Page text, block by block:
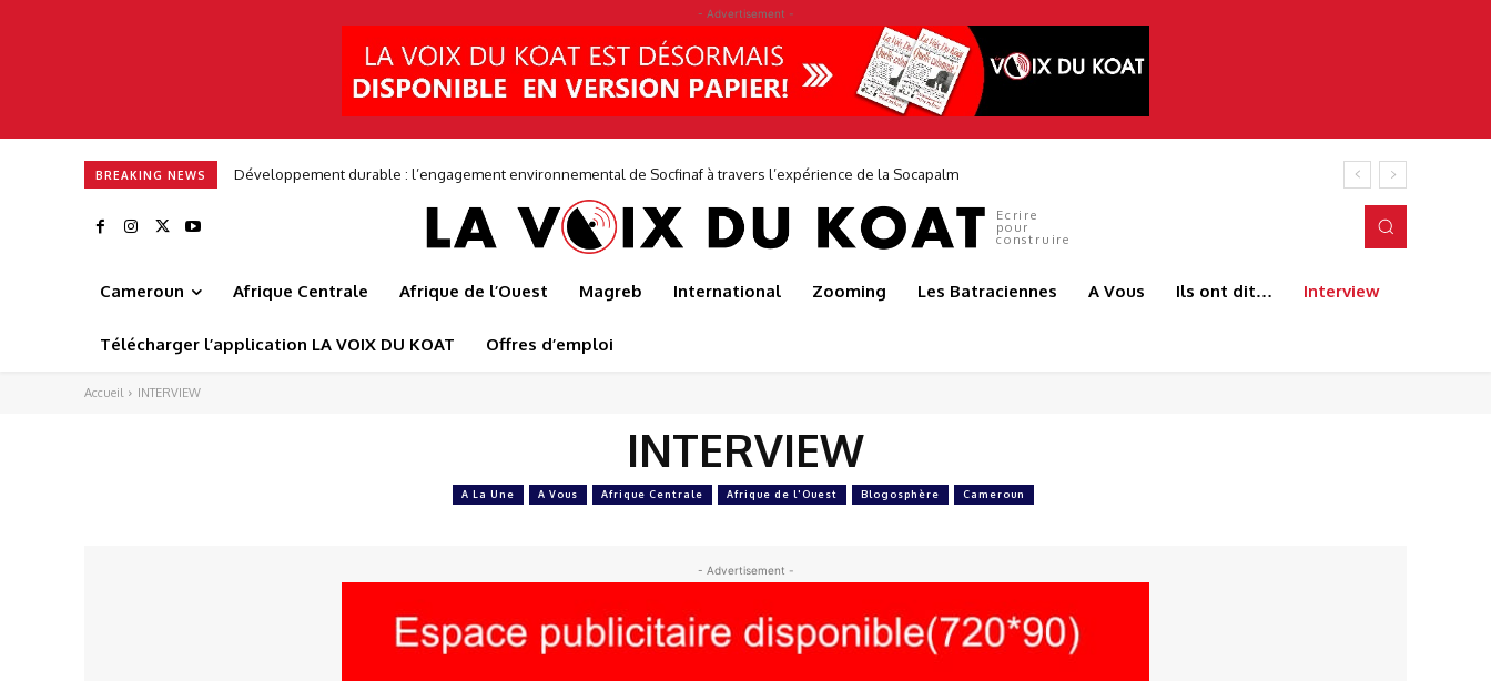
- Advertisement -
BREAKING NEWS Développement durable : l’engagement environnemental de Socfinaf à travers l’expérience de la Socapalm
Ecrire
pour
construire
Cameroun Afrique Centrale Afrique de l’Ouest Magreb International Zooming Les Batraciennes A Vous Ils ont dit… Interview
Télécharger l’application LA VOIX DU KOAT Offres d’emploi
Accueil INTERVIEW
INTERVIEW
A La Une A Vous Afrique Centrale Afrique de l'Ouest Blogosphère Cameroun
- Advertisement -